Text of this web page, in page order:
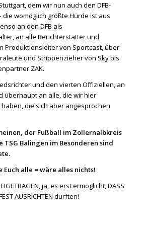
dem wir nun auch den DFB-
die womöglich größte Hürde ist aus
an den DFB als
an alle Berichterstatter und
Produktionsleiter von Sportcast, über
und Strippenzieher von Sky bis
ZAK.
und den vierten Offiziellen, an
überhaupt an alle, die wir hier
die sich aber angesprochen
der Fußball im Zollernalbkreis
TSG Balingen im Besonderen sind
Euch alle = wäre alles nichts!
ja, es erst ermöglicht, DASS
AUSRICHTEN durften!